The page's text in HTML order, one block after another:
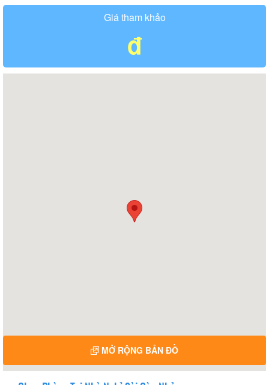
Giá tham khảo
đ
MỞ RỘNG BẢN ĐỒ